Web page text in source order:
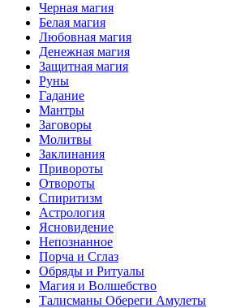
Черная магия
Белая магия
Любовная магия
Денежная магия
Защитная магия
Руны
Гадание
Мантры
Заговоры
Молитвы
Заклинания
Привороты
Отвороты
Спиритизм
Астрология
Ясновидение
Непознанное
Порча и Сглаз
Обряды и Ритуалы
Магия и Волшебство
Талисманы Обереги Амулеты